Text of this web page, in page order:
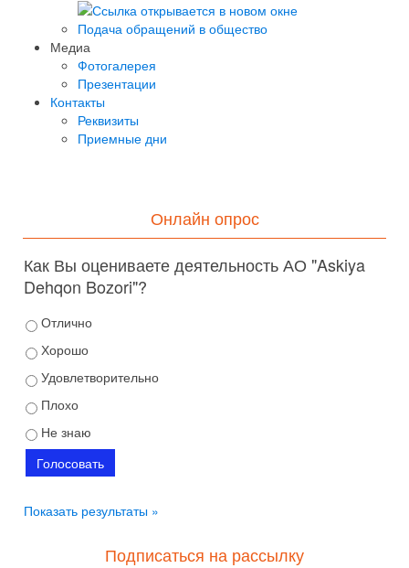
Подача обращений в общество
Медиа
Фотогалерея
Презентации
Контакты
Реквизиты
Приемные дни
Онлайн опрос
Как Вы оцениваете деятельность АО "Askiya
Dehqon Bozori"?
Отлично
Хорошо
Удовлетворительно
Плохо
Не знаю
Показать результаты »
Подписаться на рассылку